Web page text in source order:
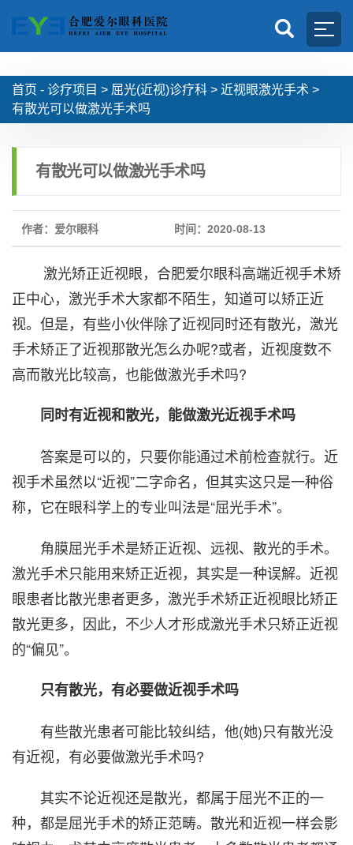
首页 - 诊疗项目 > 屈光(近视)诊疗科 > 近视眼激光手术 >
有散光可以做激光手术吗
有散光可以做激光手术吗
作者：爱尔眼科 时间：2020-08-13
激光矫正近视眼，合肥爱尔眼科高端近视手术矫
正中心，激光手术大家都不陌生，知道可以矫正近
视。但是，有些小伙伴除了近视同时还有散光，激光
手术矫正了近视那散光怎么办呢?或者，近视度数不
高而散光比较高，也能做激光手术吗?
同时有近视和散光，能做激光近视手术吗
答案是可以的，只要你能通过术前检查就行。近
视手术虽然以“近视”二字命名，但其实这只是一种俗
称，它在眼科学上的专业叫法是“屈光手术”。
角膜屈光手术是矫正近视、远视、散光的手术。
激光手术只能用来矫正近视，其实是一种误解。近视
眼患者比散光患者更多，激光手术矫正近视眼比矫正
散光更多，因此，不少人才形成激光手术只矫正近视
的“偏见”。
只有散光，有必要做近视手术吗
有些散光患者可能比较纠结，他(她)只有散光没
有近视，有必要做激光手术吗?
其实不论近视还是散光，都属于屈光不正的一
种，都是屈光手术的矫正范畴。散光和近视一样会影